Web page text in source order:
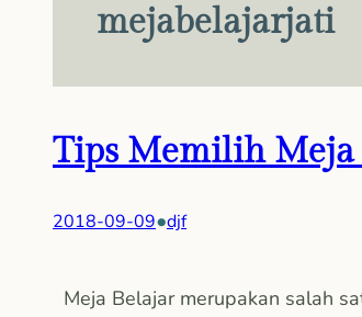
mejabelajarjati
Tips Memilih Meja
2018-09-09•djf
Meja Belajar merupakan salah